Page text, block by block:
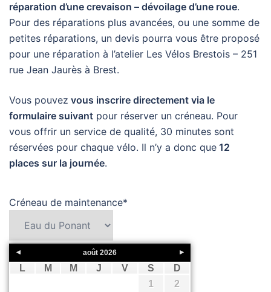
réparation d’une crevaison – dévoilage d’une roue.
Pour des réparations plus avancées, ou une somme de
petites réparations, un devis pourra vous être proposé
pour une réparation à l’atelier Les Vélos Brestois – 251
rue Jean Jaurès à Brest.
Vous pouvez vous inscrire directement via le
formulaire suivant pour réserver un créneau. Pour
vous offrir un service de qualité, 30 minutes sont
réservées pour chaque vélo. Il n’y a donc que 12
places sur la journée.
Créneau de maintenance*
août 2026
L M M J V S
D
1
2